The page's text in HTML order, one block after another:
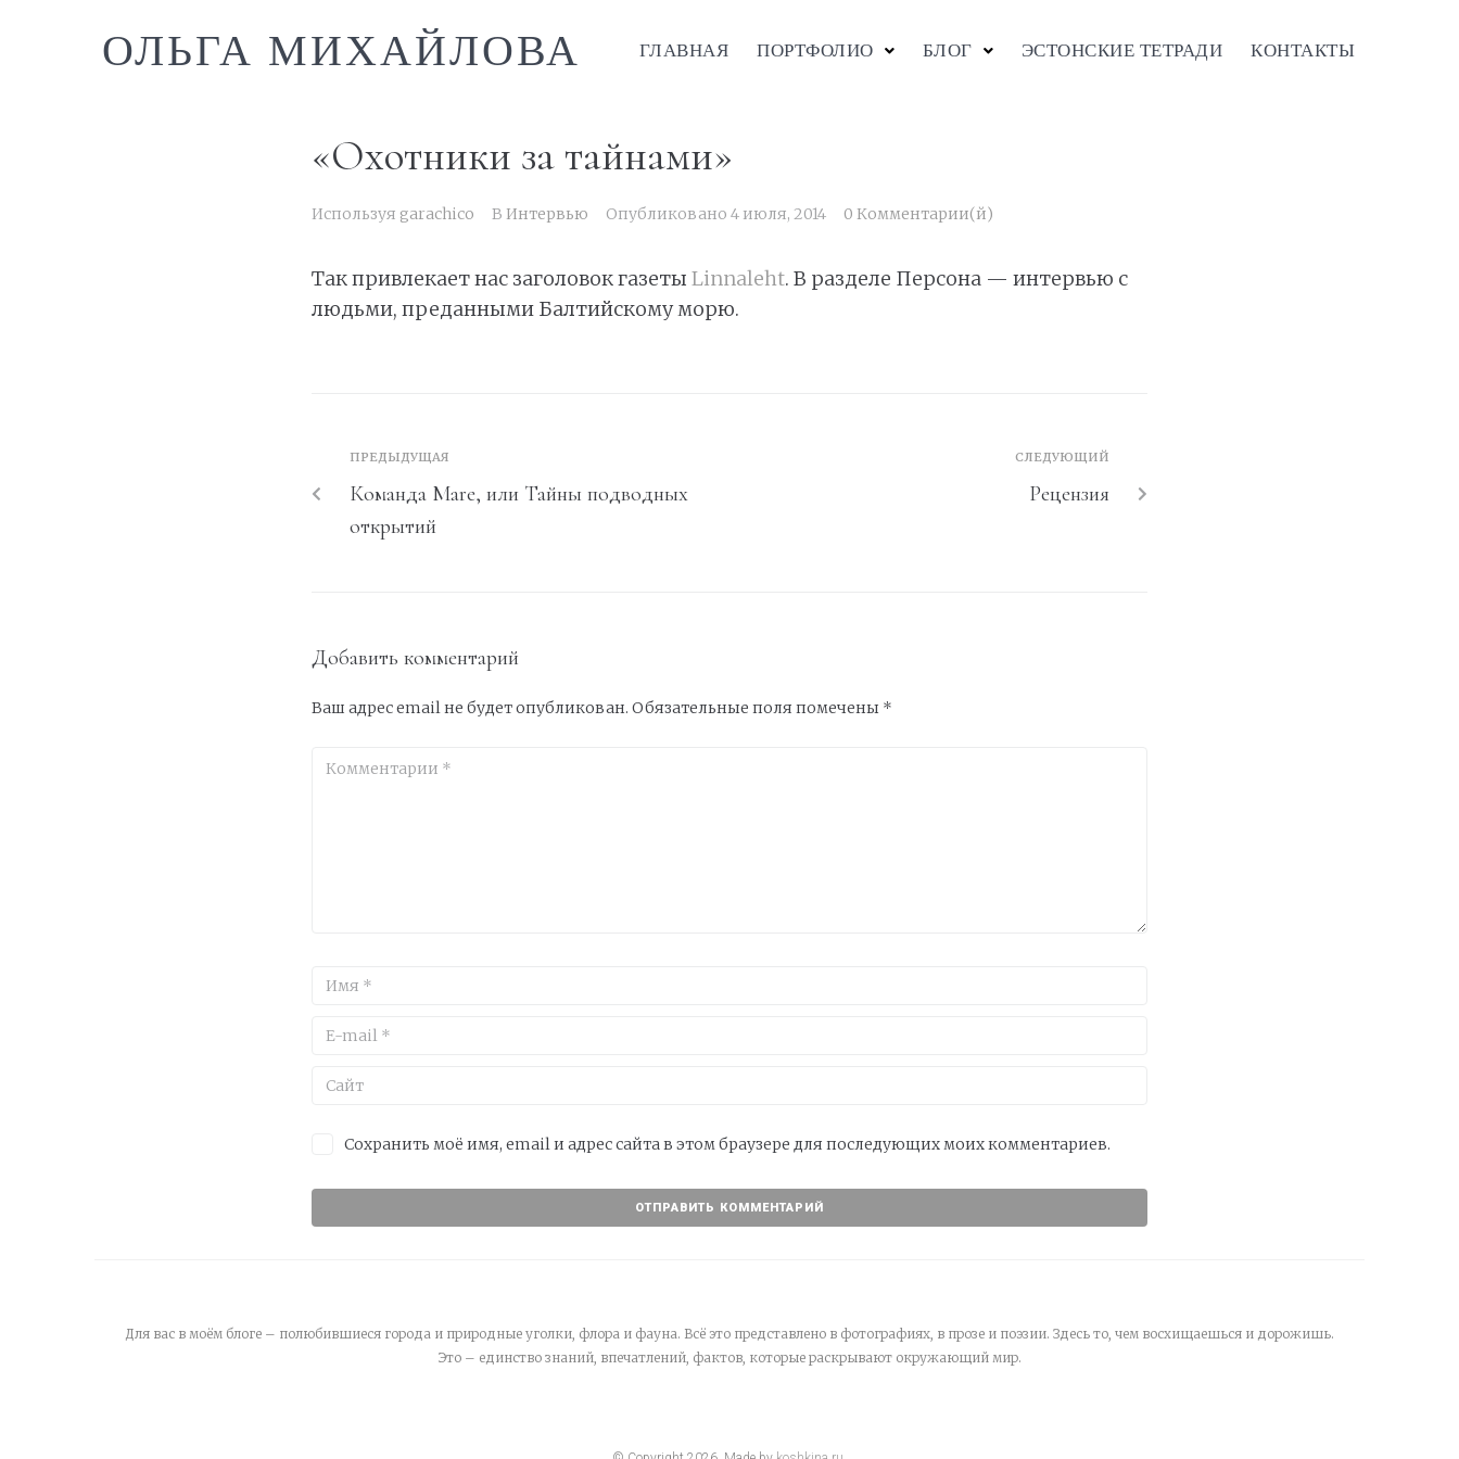
ОЛЬГА МИХАЙЛОВА ГЛАВНАЯ ПОРТФОЛИО БЛОГ ЭСТОНСКИЕ ТЕТРАДИ КОНТАКТЫ
«Охотники за тайнами»
Используя garachico В Интервью Опубликовано 4 июля, 2014 0 Комментарии(й)
Так привлекает нас заголовок газеты Linnaleht. В разделе Персона — интервью с
людьми, преданными Балтийскому морю.
ПРЕДЫДУЩАЯ
Команда Mare, или Тайны подводных
открытий
СЛЕДУЮЩИЙ
Рецензия
Добавить комментарий
Ваш адрес email не будет опубликован. Обязательные поля помечены *
Сохранить моё имя, email и адрес сайта в этом браузере для последующих моих комментариев.
Для вас в моём блоге – полюбившиеся города и природные уголки, флора и фауна. Всё это представлено в фотографиях, в прозе и поэзии. Здесь то, чем восхищаешься и дорожишь.
Это – единство знаний, впечатлений, фактов, которые раскрывают окружающий мир.